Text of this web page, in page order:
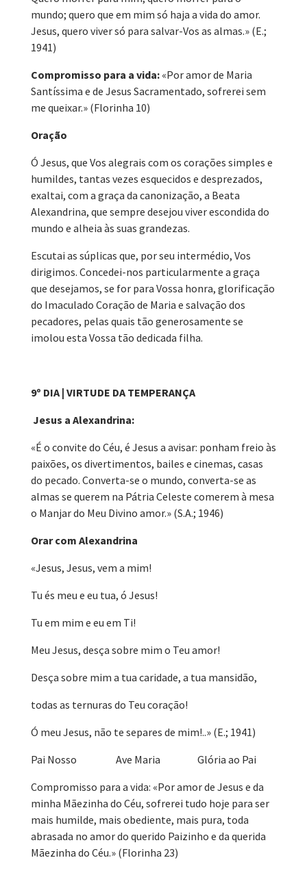
mundo; quero que em mim só haja a vida do amor.
Jesus, quero viver só para salvar-Vos as almas.» (E.;
1941)
Compromisso para a vida:«Por amor de Maria
Santíssima e de Jesus Sacramentado, sofrerei sem
me queixar.» (Florinha 10)
Oração
Ó Jesus, que Vos alegrais com os corações simples e
humildes, tantas vezes esquecidos e desprezados,
exaltai, com a graça da canonização, a Beata
Alexandrina, que sempre desejou viver escondida do
mundo e alheia às suas grandezas.
Escutai as súplicas que, por seu intermédio, Vos
dirigimos. Concedei-nos particularmente a graça
que desejamos, se for para Vossa honra, glorificação
do Imaculado Coração de Maria e salvação dos
pecadores, pelas quais tão generosamente se
imolou esta Vossa tão dedicada filha.
9º DIA | VIRTUDE DA TEMPERANÇA
Jesus a Alexandrina:
«É o convite do Céu, é Jesus a avisar: ponham freio às
paixões, os divertimentos, bailes e cinemas, casas
do pecado. Converta-se o mundo, converta-se as
almas se querem na Pátria Celeste comerem à mesa
o Manjar do Meu Divino amor.» (S.A.; 1946)
Orar com Alexandrina
«Jesus, Jesus, vem a mim!
Tu és meu e eu tua, ó Jesus!
Tu em mim e eu em Ti!
Meu Jesus, desça sobre mim o Teu amor!
Desça sobre mim a tua caridade, a tua mansidão,
todas as ternuras do Teu coração!
Ó meu Jesus, não te separes de mim!..» (E.; 1941)
Pai Nosso Ave Maria Glória ao Pai
Compromisso para a vida: «Por amor de Jesus e da
minha Mãezinha do Céu, sofrerei tudo hoje para ser
mais humilde, mais obediente, mais pura, toda
abrasada no amor do querido Paizinho e da querida
Mãezinha do Céu.» (Florinha 23)